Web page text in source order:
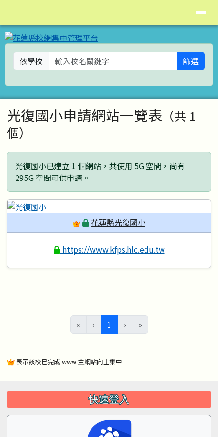
依學校 篩選
主內容區域
光復國小申請網站一覽表 （共 1
個）
光復國小已建立 1 個網站，共使用 5G 空間，尚有
295G 空間可供申請。
花蓮縣光復國小
https://www.kfps.hlc.edu.tw
« ‹ 1 (目前頁次)
› »
表示該校已完成 www 主網站向上集中
左邊區域內容 快速登入
頁尾區域